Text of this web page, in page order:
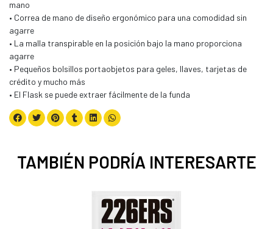
mano
• Correa de mano de diseño ergonómico para una comodidad sin
agarre
• La malla transpirable en la posición bajo la mano proporciona
agarre
• Pequeños bolsillos portaobjetos para geles, llaves, tarjetas de
crédito y mucho más
• El Flask se puede extraer fácilmente de la funda
TAMBIÉN PODRÍA INTERESARTE